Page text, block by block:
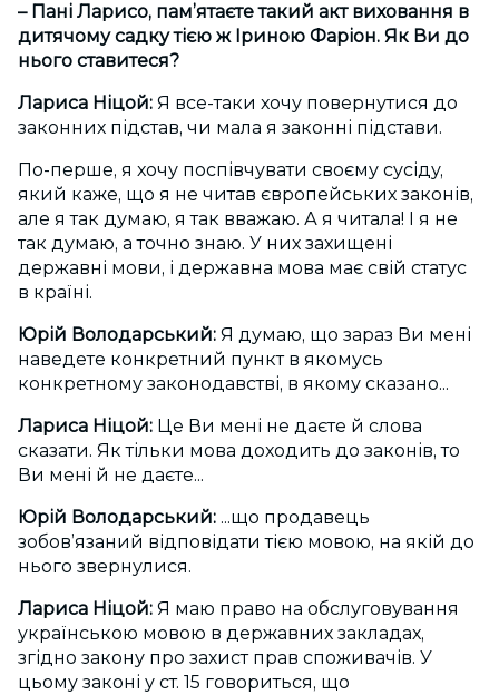
– Пані Ларисо, пам’ятаєте такий акт виховання в
дитячому садку тією ж Іриною Фаріон. Як Ви до
нього ставитеся?
Лариса Ніцой: Я все-таки хочу повернутися до
законних підстав, чи мала я законні підстави.
По-перше, я хочу поспівчувати своєму сусіду,
який каже, що я не читав європейських законів,
але я так думаю, я так вважаю. А я читала! І я не
так думаю, а точно знаю. У них захищені
державні мови, і державна мова має свій статус
в країні.
Юрій Володарський: Я думаю, що зараз Ви мені
наведете конкретний пункт в якомусь
конкретному законодавстві, в якому сказано...
Лариса Ніцой: Це Ви мені не даєте й слова
сказати. Як тільки мова доходить до законів, то
Ви мені й не даєте...
Юрій Володарський: ...що продавець
зобов’язаний відповідати тією мовою, на якій до
нього звернулися.
Лариса Ніцой: Я маю право на обслуговування
українською мовою в державних закладах,
згідно закону про захист прав споживачів. У
цьому законі у ст. 15 говориться, що